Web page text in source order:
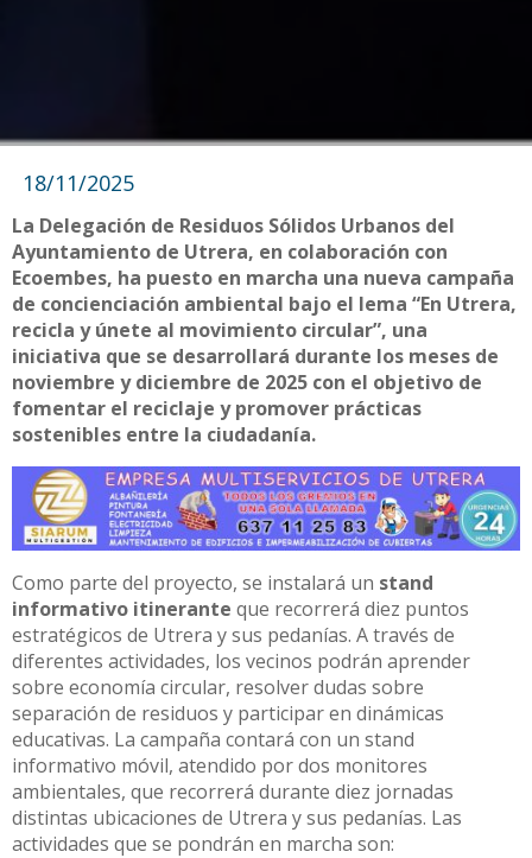
18/11/2025
La Delegación de Residuos Sólidos Urbanos del
Ayuntamiento de Utrera, en colaboración con
Ecoembes, ha puesto en marcha una nueva campaña
de concienciación ambiental bajo el lema “En Utrera,
recicla y únete al movimiento circular”, una
iniciativa que se desarrollará durante los meses de
noviembre y diciembre de 2025 con el objetivo de
fomentar el reciclaje y promover prácticas
sostenibles entre la ciudadanía.
Como parte del proyecto, se instalará un stand
informativo itinerante que recorrerá diez puntos
estratégicos de Utrera y sus pedanías. A través de
diferentes actividades, los vecinos podrán aprender
sobre economía circular, resolver dudas sobre
separación de residuos y participar en dinámicas
educativas. La campaña contará con un stand
informativo móvil, atendido por dos monitores
ambientales, que recorrerá durante diez jornadas
distintas ubicaciones de Utrera y sus pedanías. Las
actividades que se pondrán en marcha son: